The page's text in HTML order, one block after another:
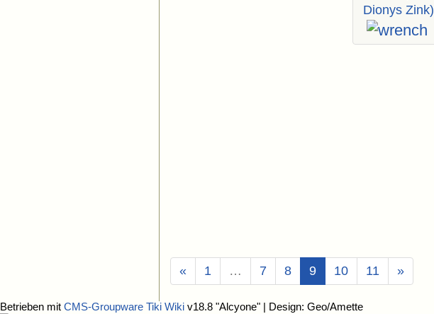
Dionys Zink)
« 1 … 7 8 9(Aktuell)
10 11 »
Betrieben mit CMS-Groupware Tiki Wiki v18.8 "Alcyone" | Design: Geo/Amette